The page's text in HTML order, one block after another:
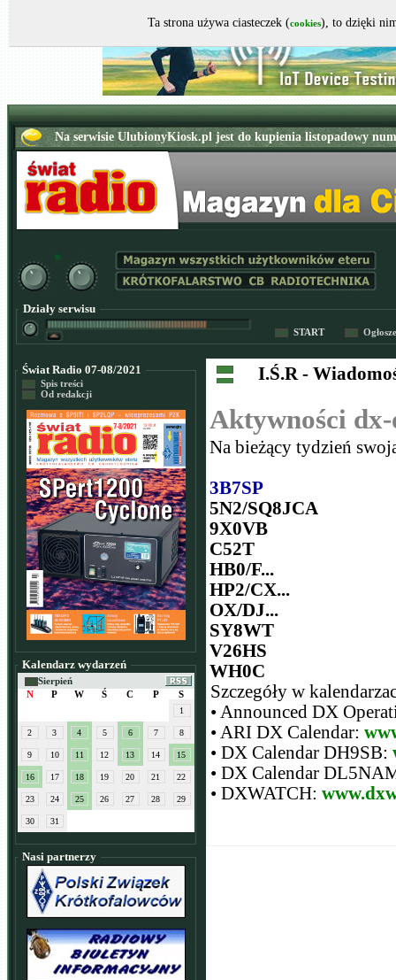
Działy serwisu
START
Świat Radio 07-08/2021
Spis treści
Od redakcji
Kalendarz wydarzeń
Sierpień
N
P W Ś C P S
1
2 3 4 5 6 7 8
9 10 11 12 13 14 15
16 17 18 19 20 21 22
23 24 25 26 27 28 29
30 31
Nasi partnerzy
I.Ś.R -
Aktywności dx-
Na bieżący tydzień
3B7SP
5N2/SQ8JCA
9X0VB
C52T
HB0/F...
HP2/CX...
OX/DJ...
SY8WT
V26HS
WH0C
Szczegóły w
• Announced DX
• ARI DX Calendar:
• DX Calendar DH9SB:
• DX Calendar
• DXWATCH:
Ta strona używa ciasteczek (cookies), to dzięki